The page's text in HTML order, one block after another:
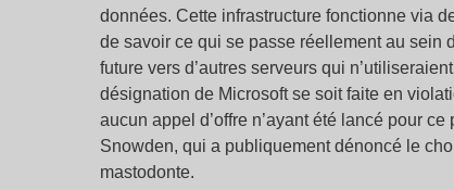
données. Cette infrastructure fonctionne via
de savoir ce qui se passe réellement au sein
future vers d’autres serveurs qui
désignation de Microsoft se soit faite en
aucun appel d’offre n’ayant été lancé pour
Snowden, qui a publiquement dénoncé le
mastodonte.